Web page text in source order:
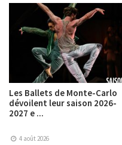
Les Ballets de Monte-Carlo
dévoilent leur saison 2026-
2027 e ...
4 août 2026